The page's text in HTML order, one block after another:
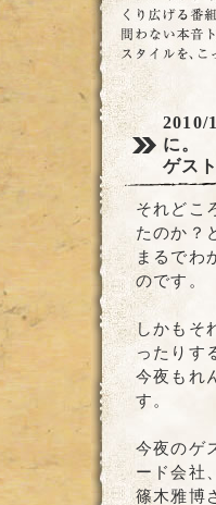
2010/
に。
ゲス
それどこ
たのか？
まるでわ
のです。
しかもそ
ったりす
今夜もれ
す。
今夜のゲ
ード会社
篠木雅博